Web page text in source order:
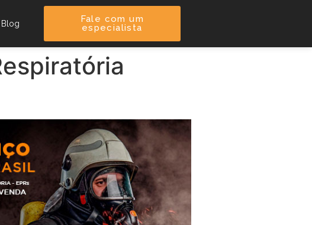
Blog
Fale com um
especialista